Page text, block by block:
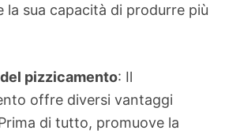
la sua capacità di produrre più
pizzicamento: Il
offre diversi vantaggi
di tutto, promuove la